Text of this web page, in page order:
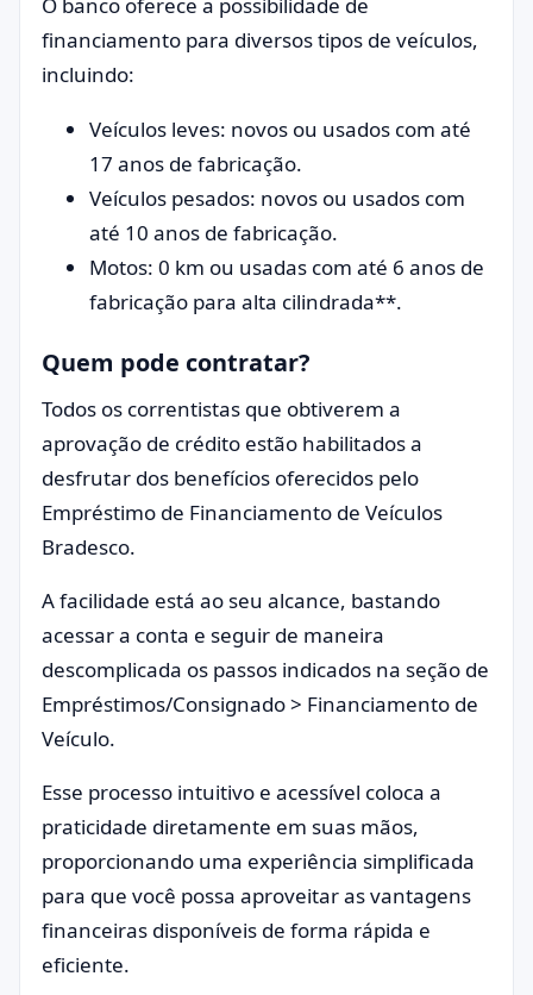
financiamento para diversos tipos de veículos,
incluindo:
Veículos leves: novos ou usados com até
17 anos de fabricação.
Veículos pesados: novos ou usados com
até 10 anos de fabricação.
Motos: 0 km ou usadas com até 6 anos de
fabricação para alta cilindrada**.
Quem pode contratar?
Todos os correntistas que obtiverem a
aprovação de crédito estão habilitados a
desfrutar dos benefícios oferecidos pelo
Empréstimo de Financiamento de Veículos
Bradesco.
A facilidade está ao seu alcance, bastando
acessar a conta e seguir de maneira
descomplicada os passos indicados na seção de
Empréstimos/Consignado > Financiamento de
Veículo.
Esse processo intuitivo e acessível coloca a
praticidade diretamente em suas mãos,
proporcionando uma experiência simplificada
para que você possa aproveitar as vantagens
financeiras disponíveis de forma rápida e
eficiente.